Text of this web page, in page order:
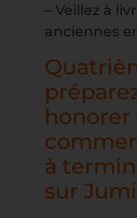
– Veillez à
anciennes
honorer
à
sur